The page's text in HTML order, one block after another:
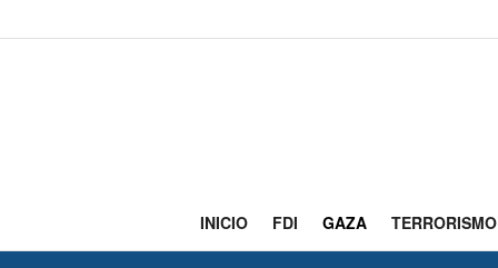
INICIO FDI GAZA TERRORISMO